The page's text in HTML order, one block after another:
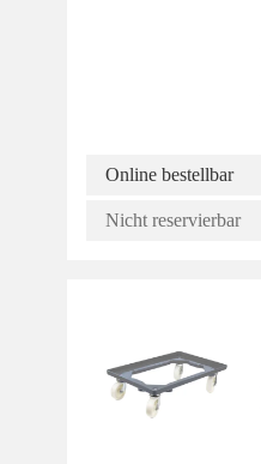
Online bestellbar
Nicht reservierbar